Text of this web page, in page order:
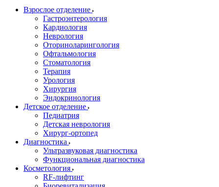
Взрослое отделение
Гастроэнтерология
Кардиология
Неврология
Оториноларингология
Офтальмология
Стоматология
Терапия
Урология
Хирургия
Эндокринология
Детское отделение
Педиатрия
Детская неврология
Хирург-ортопед
Диагностика
Ультразвуковая диагностика
Функциональная диагностика
Косметология
RF-лифтинг